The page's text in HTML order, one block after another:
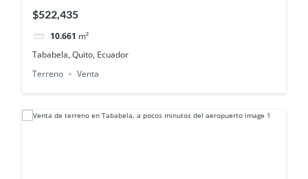
$522,435
10.661 m²
Tababela, Quito, Ecuador
Terreno
Venta